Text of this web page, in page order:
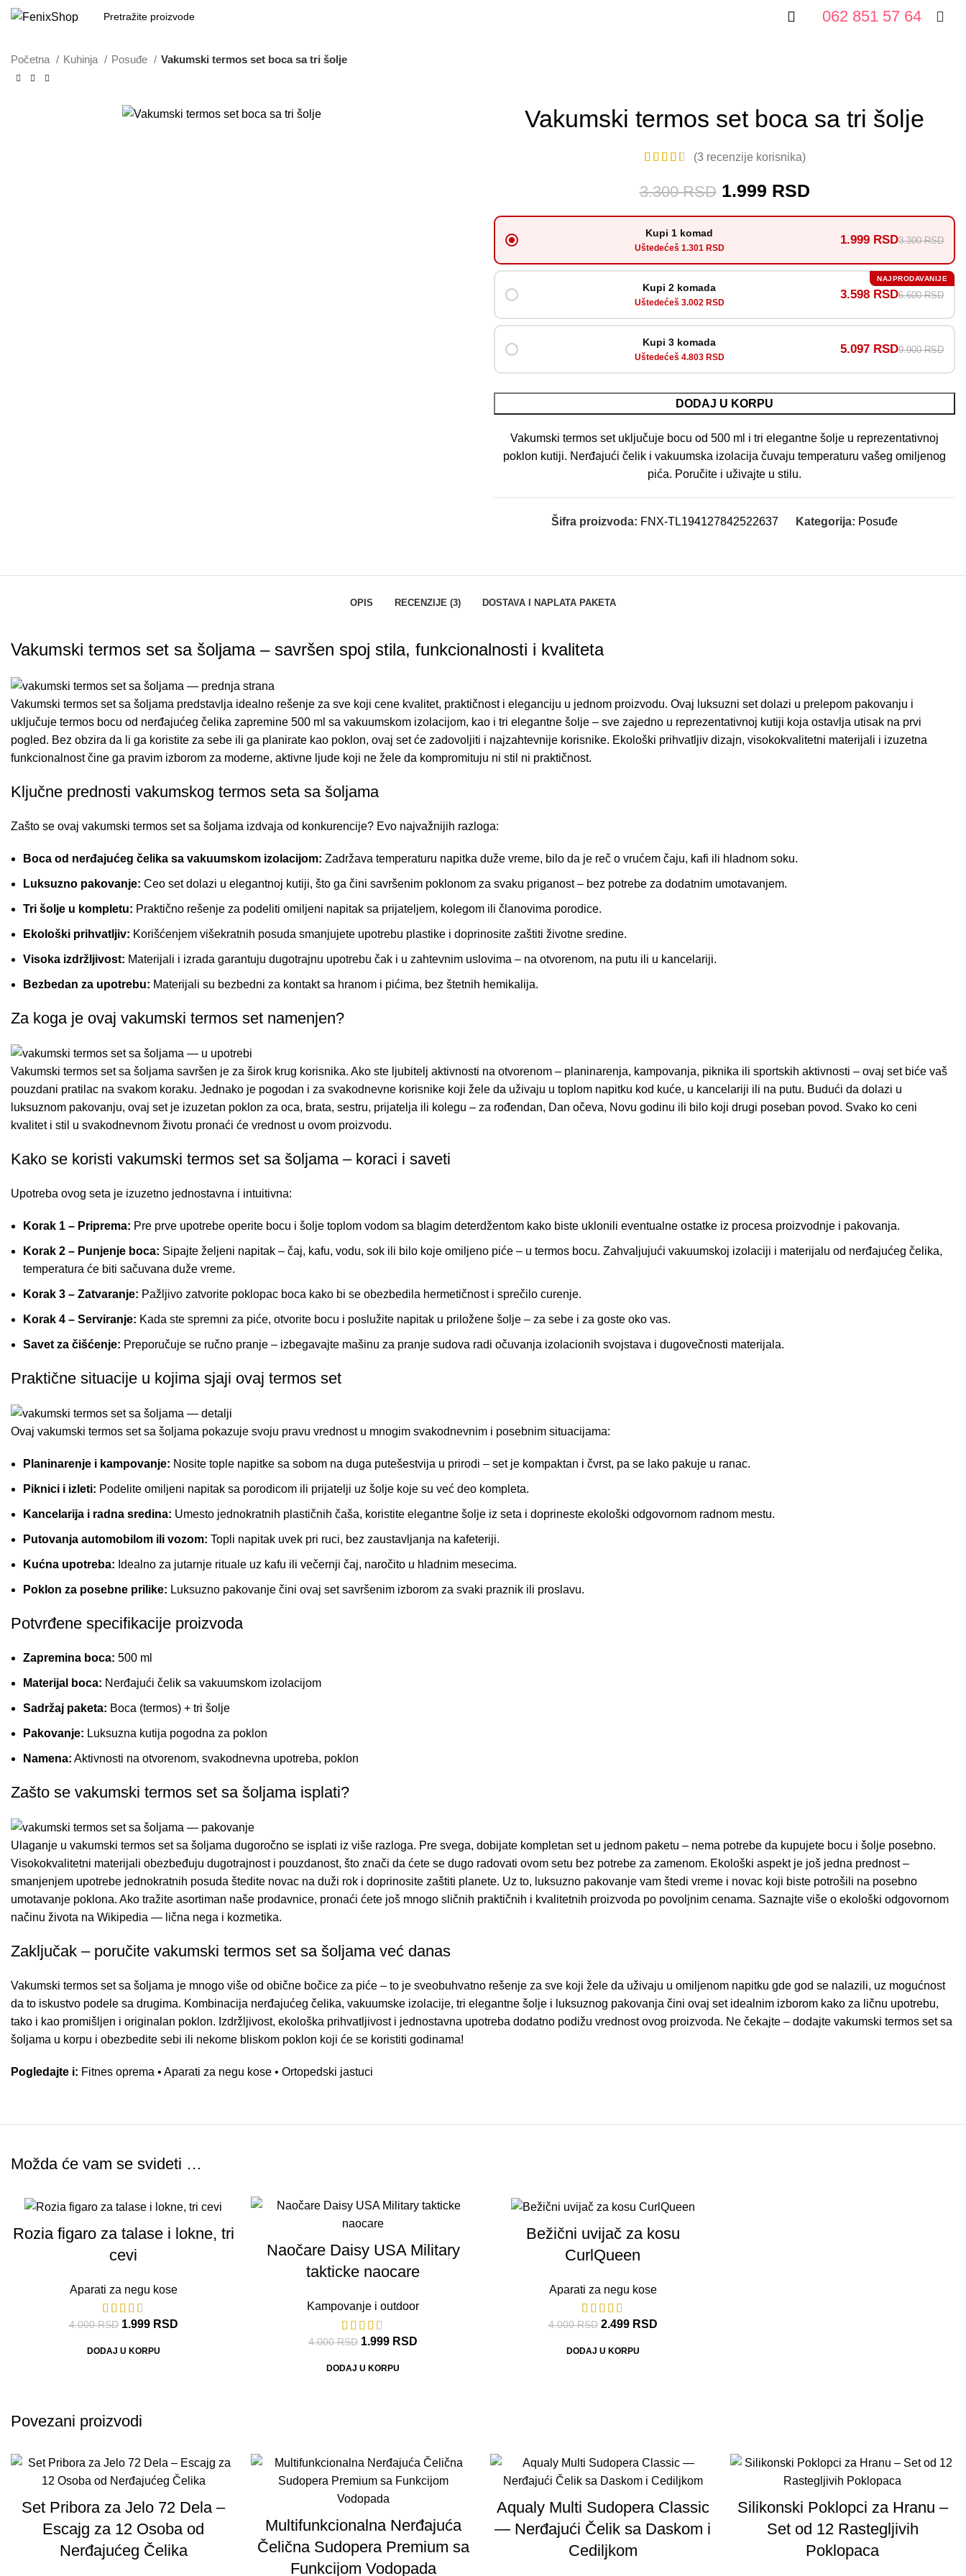
062 851 57 64
Početna Kuhinja Posuđe Vakumski termos set boca sa tri šolje
Vakumski termos set boca sa tri šolje
(3 recenzije korisnika)
3.300RSD 1.999 RSD
Kupi 1 komad
Uštedećeš 1.301 RSD
1.999 RSD3.300 RSD
Kupi 2 komada
Uštedećeš 3.002 RSD
3.598 RSD6.600 RSD
NAJPRODAVANIJE
Kupi 3 komada
Uštedećeš 4.803 RSD
5.097 RSD9.900 RSD
DODAJ U KORPU
Vakumski termos set uključuje bocu od 500 ml i tri elegantne šolje u reprezentativnoj
poklon kutiji. Nerđajući čelik i vakuumska izolacija čuvaju temperaturu vašeg omiljenog
pića. Poručite i uživajte u stilu.
Šifra proizvoda: FNX-TL194127842522637 Kategorija: Posuđe
OPIS RECENZIJE (3) DOSTAVA I NAPLATA PAKETA
Vakumski termos set sa šoljama – savršen spoj stila, funkcionalnosti i kvaliteta
Vakumski termos set sa šoljama predstavlja idealno rešenje za sve koji cene kvalitet, praktičnost i eleganciju u jednom proizvodu. Ovaj luksuzni set dolazi u prelepom pakovanju i
uključuje termos bocu od nerđajućeg čelika zapremine 500 ml sa vakuumskom izolacijom, kao i tri elegantne šolje – sve zajedno u reprezentativnoj kutiji koja ostavlja utisak na prvi
pogled. Bez obzira da li ga koristite za sebe ili ga planirate kao poklon, ovaj set će zadovoljiti i najzahtevnije korisnike. Ekološki prihvatljiv dizajn, visokokvalitetni materijali i izuzetna
funkcionalnost čine ga pravim izborom za moderne, aktivne ljude koji ne žele da kompromituju ni stil ni praktičnost.
Ključne prednosti vakumskog termos seta sa šoljama
Zašto se ovaj vakumski termos set sa šoljama izdvaja od konkurencije? Evo najvažnijih razloga:
Boca od nerđajućeg čelika sa vakuumskom izolacijom: Zadržava temperaturu napitka duže vreme, bilo da je reč o vrućem čaju, kafi ili hladnom soku.
Luksuzno pakovanje: Ceo set dolazi u elegantnoj kutiji, što ga čini savršenim poklonom za svaku priganost – bez potrebe za dodatnim umotavanjem.
Tri šolje u kompletu: Praktično rešenje za podeliti omiljeni napitak sa prijateljem, kolegom ili članovima porodice.
Ekološki prihvatljiv: Korišćenjem višekratnih posuda smanjujete upotrebu plastike i doprinosite zaštiti životne sredine.
Visoka izdržljivost: Materijali i izrada garantuju dugotrajnu upotrebu čak i u zahtevnim uslovima – na otvorenom, na putu ili u kancelariji.
Bezbedan za upotrebu: Materijali su bezbedni za kontakt sa hranom i pićima, bez štetnih hemikalija.
Za koga je ovaj vakumski termos set namenjen?
Vakumski termos set sa šoljama savršen je za širok krug korisnika. Ako ste ljubitelj aktivnosti na otvorenom – planinarenja, kampovanja, piknika ili sportskih aktivnosti – ovaj set biće vaš
pouzdani pratilac na svakom koraku. Jednako je pogodan i za svakodnevne korisnike koji žele da uživaju u toplom napitku kod kuće, u kancelariji ili na putu. Budući da dolazi u
luksuznom pakovanju, ovaj set je izuzetan poklon za oca, brata, sestru, prijatelja ili kolegu – za rođendan, Dan očeva, Novu godinu ili bilo koji drugi poseban povod. Svako ko ceni
kvalitet i stil u svakodnevnom životu pronaći će vrednost u ovom proizvodu.
Kako se koristi vakumski termos set sa šoljama – koraci i saveti
Upotreba ovog seta je izuzetno jednostavna i intuitivna:
Korak 1 – Priprema: Pre prve upotrebe operite bocu i šolje toplom vodom sa blagim deterdžentom kako biste uklonili eventualne ostatke iz procesa proizvodnje i pakovanja.
Korak 2 – Punjenje boca: Sipajte željeni napitak – čaj, kafu, vodu, sok ili bilo koje omiljeno piće – u termos bocu. Zahvaljujući vakuumskoj izolaciji i materijalu od nerđajućeg čelika,
temperatura će biti sačuvana duže vreme.
Korak 3 – Zatvaranje: Pažljivo zatvorite poklopac boca kako bi se obezbedila hermetičnost i sprečilo curenje.
Korak 4 – Serviranje: Kada ste spremni za piće, otvorite bocu i poslužite napitak u priložene šolje – za sebe i za goste oko vas.
Savet za čišćenje: Preporučuje se ručno pranje – izbegavajte mašinu za pranje sudova radi očuvanja izolacionih svojstava i dugovečnosti materijala.
Praktične situacije u kojima sjaji ovaj termos set
Ovaj vakumski termos set sa šoljama pokazuje svoju pravu vrednost u mnogim svakodnevnim i posebnim situacijama:
Planinarenje i kampovanje: Nosite tople napitke sa sobom na duga putešestvija u prirodi – set je kompaktan i čvrst, pa se lako pakuje u ranac.
Piknici i izleti: Podelite omiljeni napitak sa porodicom ili prijatelji uz šolje koje su već deo kompleta.
Kancelarija i radna sredina: Umesto jednokratnih plastičnih čaša, koristite elegantne šolje iz seta i doprineste ekološki odgovornom radnom mestu.
Putovanja automobilom ili vozom: Topli napitak uvek pri ruci, bez zaustavljanja na kafeteriji.
Kućna upotreba: Idealno za jutarnje rituale uz kafu ili večernji čaj, naročito u hladnim mesecima.
Poklon za posebne prilike: Luksuzno pakovanje čini ovaj set savršenim izborom za svaki praznik ili proslavu.
Potvrđene specifikacije proizvoda
Zapremina boca: 500 ml
Materijal boca: Nerđajući čelik sa vakuumskom izolacijom
Sadržaj paketa: Boca (termos) + tri šolje
Pakovanje: Luksuzna kutija pogodna za poklon
Namena: Aktivnosti na otvorenom, svakodnevna upotreba, poklon
Zašto se vakumski termos set sa šoljama isplati?
Ulaganje u vakumski termos set sa šoljama dugoročno se isplati iz više razloga. Pre svega, dobijate kompletan set u jednom paketu – nema potrebe da kupujete bocu i šolje posebno.
Visokokvalitetni materijali obezbeđuju dugotrajnost i pouzdanost, što znači da ćete se dugo radovati ovom setu bez potrebe za zamenom. Ekološki aspekt je još jedna prednost –
smanjenjem upotrebe jednokratnih posuda štedite novac na duži rok i doprinosite zaštiti planete. Uz to, luksuzno pakovanje vam štedi vreme i novac koji biste potrošili na posebno
umotavanje poklona. Ako tražite asortiman naše prodavnice, pronaći ćete još mnogo sličnih praktičnih i kvalitetnih proizvoda po povoljnim cenama. Saznajte više o ekološki odgovornom
načinu života na Wikipedia — lična nega i kozmetika.
Zaključak – poručite vakumski termos set sa šoljama već danas
Vakumski termos set sa šoljama je mnogo više od obične bočice za piće – to je sveobuhvatno rešenje za sve koji žele da uživaju u omiljenom napitku gde god se nalazili, uz mogućnost
da to iskustvo podele sa drugima. Kombinacija nerđajućeg čelika, vakuumske izolacije, tri elegantne šolje i luksuznog pakovanja čini ovaj set idealnim izborom kako za ličnu upotrebu,
tako i kao promišljen i originalan poklon. Izdržljivost, ekološka prihvatljivost i jednostavna upotreba dodatno podižu vrednost ovog proizvoda. Ne čekajte – dodajte vakumski termos set sa
šoljama u korpu i obezbedite sebi ili nekome bliskom poklon koji će se koristiti godinama!
Pogledajte i: Fitnes oprema • Aparati za negu kose • Ortopedski jastuci
Možda će vam se svideti …
Rozia figaro za talase i lokne, tri
cevi
Aparati za negu kose
4.000RSD 1.999 RSD
DODAJ U KORPU
Naočare Daisy USA Military
takticke naocare
Kampovanje i outdoor
4.000RSD 1.999 RSD
DODAJ U KORPU
Bežični uvijač za kosu
CurlQueen
Aparati za negu kose
4.000RSD 2.499 RSD
DODAJ U KORPU
Povezani proizvodi
Set Pribora za Jelo 72 Dela –
Escajg za 12 Osoba od
Nerđajućeg Čelika
Multifunkcionalna Nerđajuća
Čelična Sudopera Premium sa
Funkcijom Vodopada
Aqualy Multi Sudopera Classic
— Nerđajući Čelik sa Daskom i
Cediljkom
Silikonski Poklopci za Hranu –
Set od 12 Rastegljivih
Poklopaca